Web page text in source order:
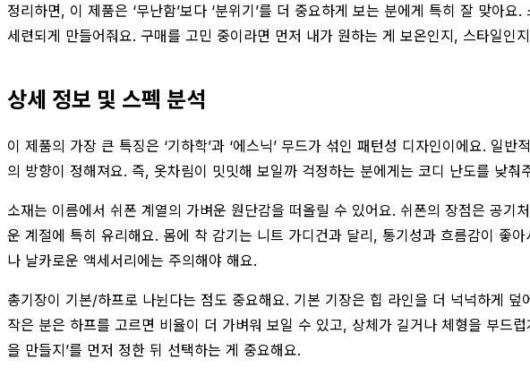
정리하면, 이 제품은 ‘무난함’보다 ‘분위기’를 더 중요하게 보는 분에게 특히 잘 맞아
세련되게 만들어줘요. 구매를 고민 중이라면 먼저 내가 원하는 게 보온인지, 스타일인
상세 정보 및 스펙 분석
이 제품의 가장 큰 특징은 ‘기하학’과 ‘에스닉’ 무드가 섞인 패턴성 디자인이에요. 일
의 방향이 정해져요. 즉, 옷차림이 밋밋해 보일까 걱정하는 분에게는 코디 난도를 낮춰
소재는 이름에서 쉬폰 계열의 가벼운 원단감을 떠올릴 수 있어요. 쉬폰의 장점은 공
운 계절에 특히 유리해요. 몸에 착 감기는 니트 가디건과 달리, 통기성과 흐름감이 좋
나 날카로운 액세서리에는 주의해야 해요.
총기장이 기본/하프로 나뉜다는 점도 중요해요. 기본 기장은 힙 라인을 더 넉넉하게
작은 분은 하프를 고르면 비율이 더 가벼워 보일 수 있고, 상체가 길거나 체형을 부드
을 만들지’를 먼저 정한 뒤 선택하는 게 중요해요.